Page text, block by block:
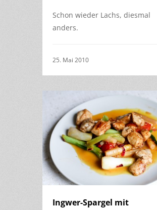
Schon wieder Lachs, diesmal
anders.
25. Mai 2010
Ingwer-Spargel mit